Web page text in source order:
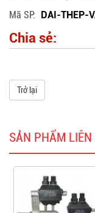
Mã SP DAI-THEP-
Chia sẻ:
Trở lại
SẢN PHẨM LIÊN